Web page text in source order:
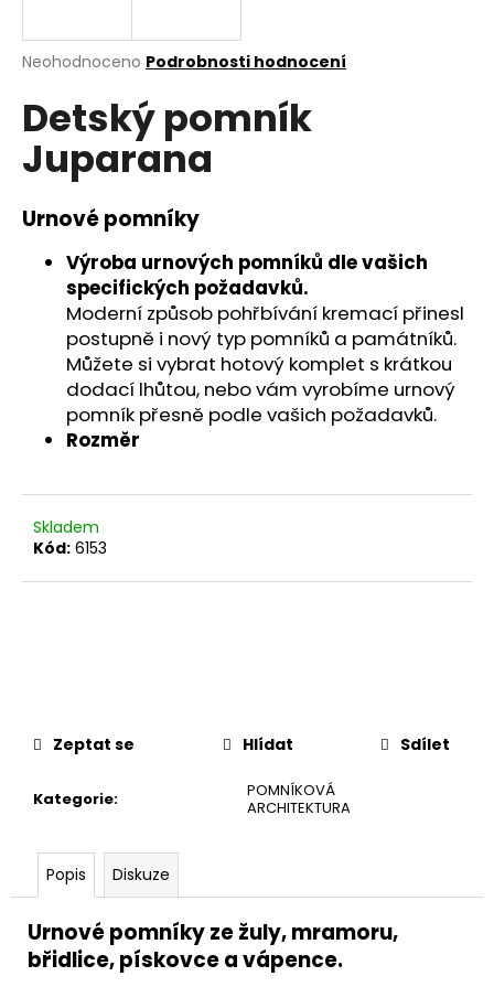
Průměrné
produktu
je
0,0
z
hvězdiček.
Neohodnoceno Podrobnosti hodnocení
Detský pomník
Juparana
Urnové pomníky
Výroba urnových pomníků dle vašich
specifických požadavků.
Moderní způsob pohřbívání kremací přinesl
postupně i nový typ pomníků a památníků.
Můžete si vybrat hotový komplet s krátkou
dodací lhůtou, nebo vám vyrobíme urnový
pomník přesně podle vašich požadavků.
Rozměr
Skladem
Kód: 6153
Kategorie:
POMNÍKOVÁ
ARCHITEKTURA
Zeptat se Hlídat Sdílet
Popis Diskuze
Urnové pomníky ze žuly, mramoru,
břidlice, pískovce a vápence.
j
t
?
HLEDAT
č
u